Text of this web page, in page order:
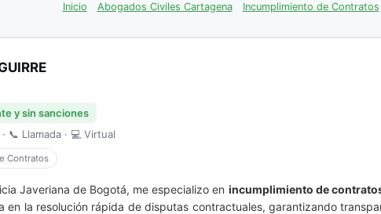
Inicio Abogados Civiles Cartagena Incumplimiento de Contratos
y sin sanciones
📞 Llamada · 💻 Virtual
Contratos
Javeriana de Bogotá, me especializo en incumplimiento de
en la resolución rápida de disputas contractuales, garantizando